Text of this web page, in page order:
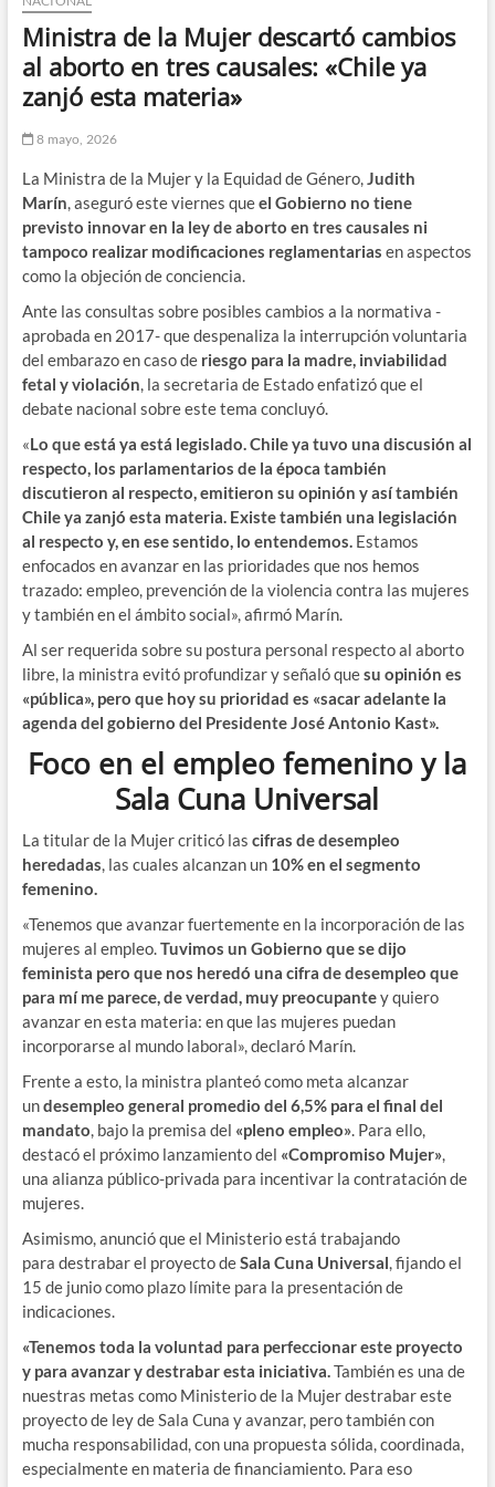
Ministra de la Mujer descartó cambios
al aborto en tres causales: «Chile ya
zanjó esta materia»
8 mayo, 2026
La Ministra de la Mujer y la Equidad de Género,Judith
Marín, aseguró este viernes queel Gobierno no tiene
previsto innovar en la ley de aborto en tres causales ni
tampoco realizar modificaciones reglamentarias en aspectos
como la objeción de conciencia.
Ante las consultas sobre posibles cambios a la normativa -
aprobada en 2017- que despenaliza la interrupción voluntaria
del embarazo en caso de riesgo para la madre, inviabilidad
fetal y violación, la secretaria de Estado enfatizó que el
debate nacional sobre este tema concluyó.
«Lo que está ya está legislado. Chile ya tuvo una discusión al
respecto, los parlamentarios de la época también
discutieron al respecto, emitieron su opinión y así también
Chile ya zanjó esta materia. Existe también una legislación
al respecto y, en ese sentido, lo entendemos. Estamos
enfocados en avanzar en las prioridades que nos hemos
trazado: empleo, prevención de la violencia contra las mujeres
y también en el ámbito social», afirmó Marín.
Al ser requerida sobre su postura personal respecto al aborto
libre, la ministra evitó profundizar y señaló quesu opinión es
«pública», pero que hoy su prioridad es «sacar adelante la
agenda del gobierno del Presidente José Antonio Kast».
Foco en el empleo femenino y la
Sala Cuna Universal
La titular de la Mujer criticó las cifras de desempleo
heredadas, las cuales alcanzan un 10% en el segmento
femenino.
«Tenemos que avanzar fuertemente en la incorporación de las
mujeres al empleo.Tuvimos un Gobierno que se dijo
feminista pero que nos heredó una cifra de desempleo que
para mí me parece, de verdad, muy preocupantey quiero
avanzar en esta materia: en que las mujeres puedan
incorporarse al mundo laboral», declaró Marín.
Frente a esto, la ministra planteó como meta alcanzar
undesempleo general promedio del 6,5% para el final del
mandato, bajo la premisa del «pleno empleo». Para ello,
destacó el próximo lanzamiento del «Compromiso Mujer»,
una alianza público-privada para incentivar la contratación de
mujeres.
Asimismo, anunció que el Ministerio está trabajando
para destrabar el proyecto deSala Cuna Universal, fijando el
15 de junio como plazo límite para la presentación de
indicaciones.
«Tenemos toda la voluntad para perfeccionar este proyecto
y para avanzar y destrabar esta iniciativa.También es una de
nuestras metas como Ministerio de la Mujer destrabar este
proyecto de ley de Sala Cuna y avanzar, pero también con
mucha responsabilidad, con una propuesta sólida, coordinada,
especialmente en materia de financiamiento. Para eso